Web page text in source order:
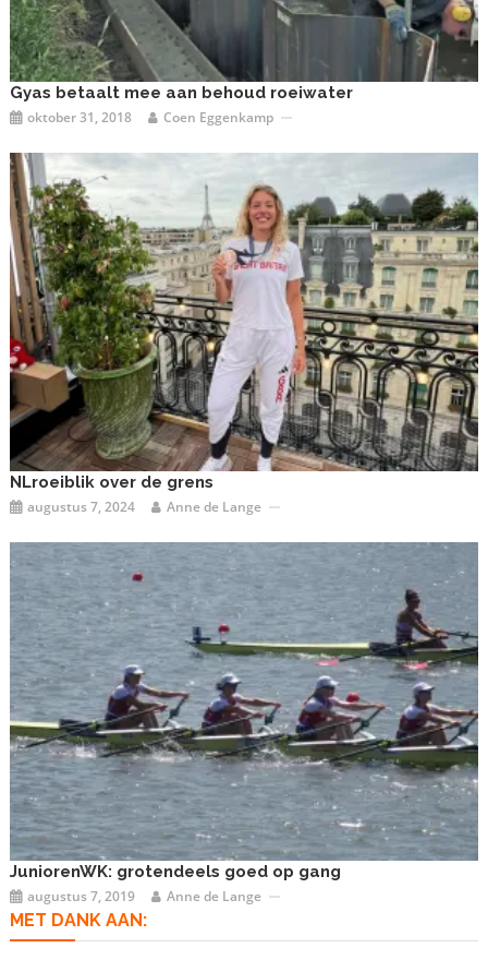
Gyas betaalt mee aan behoud roeiwater
oktober 31, 2018 Coen Eggenkamp
NLroeiblik over de grens
augustus 7, 2024 Anne de Lange
JuniorenWK: grotendeels goed op gang
augustus 7, 2019 Anne de Lange
MET DANK AAN: